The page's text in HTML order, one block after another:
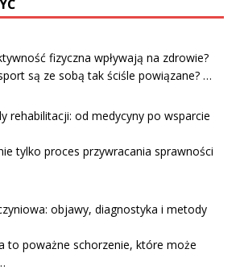
fizyczna wpływają na zdrowie?
są ze sobą tak ściśle powiązane? …
rehabilitacji: od medycyny po wsparcie
tylko proces przywracania sprawności
objawy, diagnostyka i metody
to poważne schorzenie, które może